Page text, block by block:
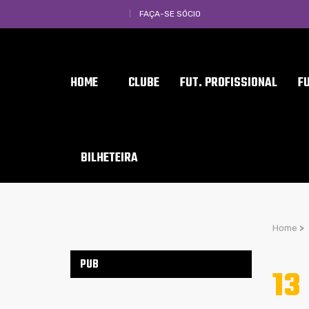
FAÇA-SE SÓCIO
HOME CLUBE FUT. PROFISSIONAL
BILHETEIRA
Home >
PUB